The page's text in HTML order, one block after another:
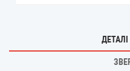
ДЕТАЛІ